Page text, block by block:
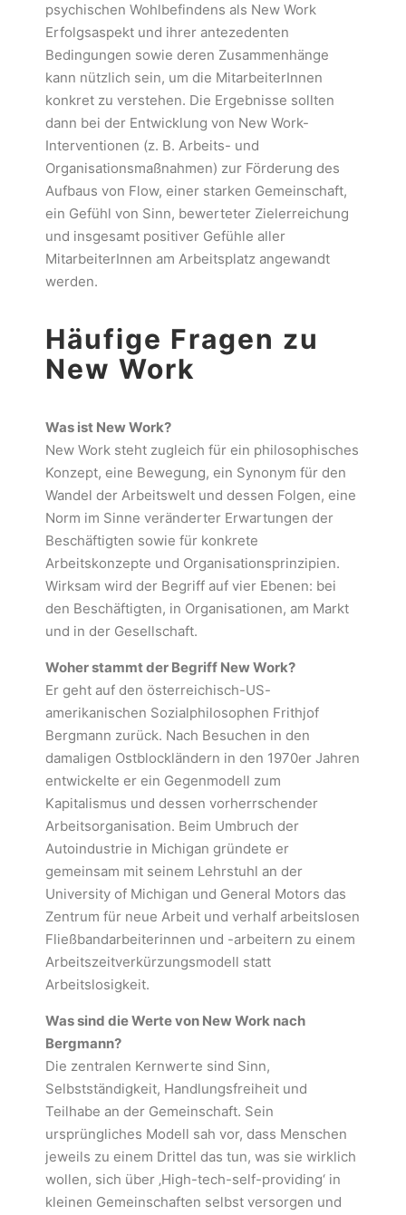
psychischen Wohlbefindens als New Work
Erfolgsaspekt und ihrer antezedenten
Bedingungen sowie deren Zusammenhänge
kann nützlich sein, um die MitarbeiterInnen
konkret zu verstehen. Die Ergebnisse sollten
dann bei der Entwicklung von New Work-
Interventionen (z. B. Arbeits- und
Organisationsmaßnahmen) zur Förderung des
Aufbaus von Flow, einer starken Gemeinschaft,
ein Gefühl von Sinn, bewerteter Zielerreichung
und insgesamt positiver Gefühle aller
MitarbeiterInnen am Arbeitsplatz angewandt
werden.
Häufige Fragen zu
New Work
Was ist New Work?
New Work steht zugleich für ein philosophisches
Konzept, eine Bewegung, ein Synonym für den
Wandel der Arbeitswelt und dessen Folgen, eine
Norm im Sinne veränderter Erwartungen der
Beschäftigten sowie für konkrete
Arbeitskonzepte und Organisationsprinzipien.
Wirksam wird der Begriff auf vier Ebenen: bei
den Beschäftigten, in Organisationen, am Markt
und in der Gesellschaft.
Woher stammt der Begriff New Work?
Er geht auf den österreichisch-US-
amerikanischen Sozialphilosophen Frithjof
Bergmann zurück. Nach Besuchen in den
damaligen Ostblockländern in den 1970er Jahren
entwickelte er ein Gegenmodell zum
Kapitalismus und dessen vorherrschender
Arbeitsorganisation. Beim Umbruch der
Autoindustrie in Michigan gründete er
gemeinsam mit seinem Lehrstuhl an der
University of Michigan und General Motors das
Zentrum für neue Arbeit und verhalf arbeitslosen
Fließbandarbeiterinnen und -arbeitern zu einem
Arbeitszeitverkürzungsmodell statt
Arbeitslosigkeit.
Was sind die Werte von New Work nach
Bergmann?
Die zentralen Kernwerte sind Sinn,
Selbstständigkeit, Handlungsfreiheit und
Teilhabe an der Gemeinschaft. Sein
ursprüngliches Modell sah vor, dass Menschen
jeweils zu einem Drittel das tun, was sie wirklich
wollen, sich über ‚High-tech-self-providing‘ in
kleinen Gemeinschaften selbst versorgen und